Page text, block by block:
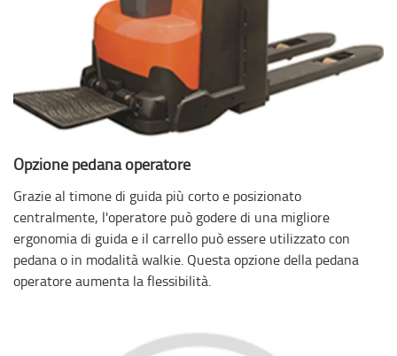
Opzione pedana operatore
Grazie al timone di guida più corto e posizionato
centralmente, l'operatore può godere di una migliore
ergonomia di guida e il carrello può essere utilizzato con
pedana o in modalità walkie. Questa opzione della pedana
operatore aumenta la flessibilità.